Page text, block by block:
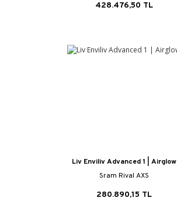
428.476,50 TL
Liv Enviliv Advanced 1 | Airglow
Sram Rival AXS
280.890,15 TL